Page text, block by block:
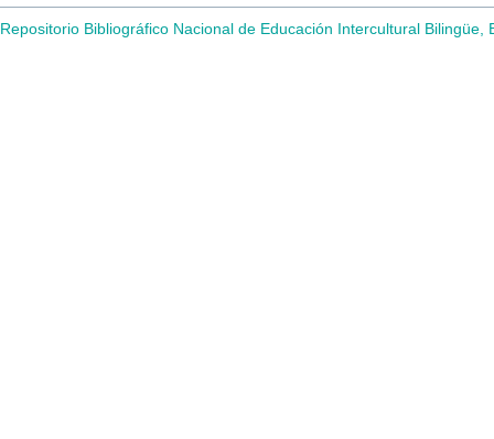
Repositorio Bibliográfico Nacional de Educación Intercultural